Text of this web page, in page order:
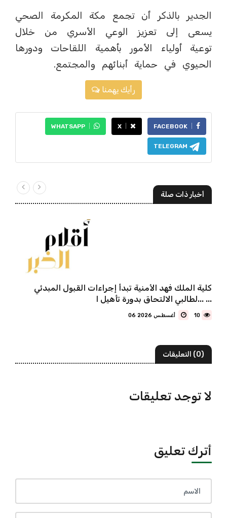
الجدير بالذكر أن تجمع مكة المكرمة الصحي
يسعى إلى تعزيز الوعي الأسري من خلال
توعية أولياء الأمور بأهمية اللقاحات ودورها
الحيوي في حماية أبنائهم والمجتمع.
رأيك يهمنا
FACEBOOK
X
WHATSAPP
TELEGRAM
أخبار ذات صلة
كلية الملك فهد الأمنية تبدأ إجراءات القبول المبدئي
لطالبي الالتحاق بدورة تأهيل ا... ...
10
(0) التعليقات
لا توجد تعليقات
أترك تعليق